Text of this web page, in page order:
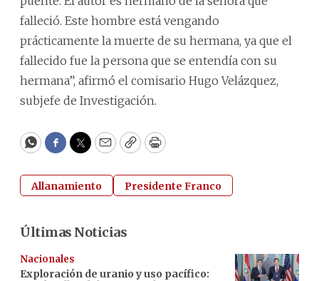
falleció. Este hombre está vengando
prácticamente la muerte de su hermana, ya que el
fallecido fue la persona que se entendía con su
hermana”, afirmó el comisario Hugo Velázquez,
subjefe de Investigación.
WhatsApp
Facebook
Twitter
EmailCopyPrint
Allanamiento Presidente Franco
Últimas Noticias
Nacionales
Exploración de uranio y uso pacífico: